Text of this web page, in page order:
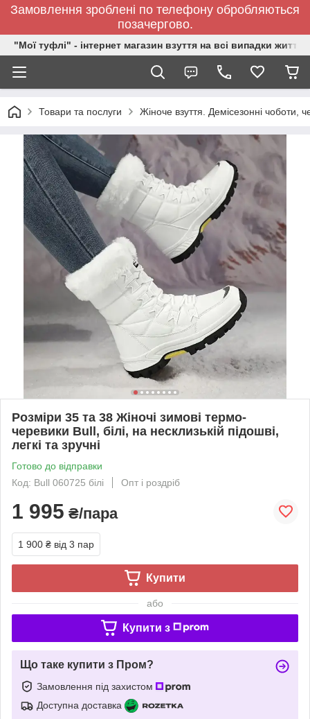
Замовлення зроблені по телефону обробляються
позачергово.
"Мої туфлі" - інтернет магазин взуття на всі випадки життя.
Товари та послуги Жіноче взуття. Демісезонні чоботи,
Розміри 35 та 38 Жіночі зимові термо-
черевики Bull, білі, на несклизькій підошві,
легкі та зручні
Готово до відправки
Код: Bull 060725 білі
Опт і роздріб
1 995 ₴/пара
1 900 ₴ від 3 пар
Купити
або
Купити з
Що таке купити з Пром?
Замовлення під захистом
Доступна доставка